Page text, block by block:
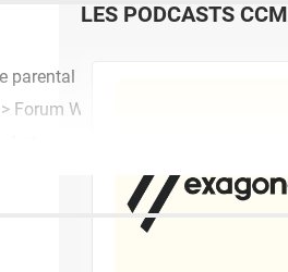
parental
> Forum Windows 8 / 8.1
LES PODCASTS CCM